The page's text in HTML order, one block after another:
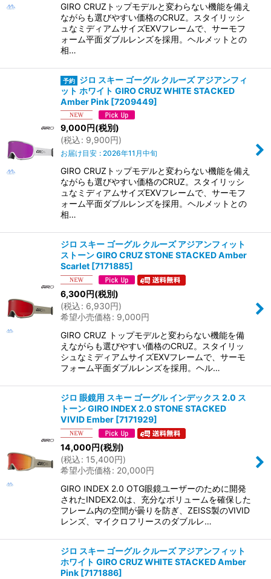
GIRO CRUZトップモデルと変わらない機能を備え
ながらも選びやすい価格のCRUZ。スタイリッシ
ュなミディアムサイズEXVフレームで、サーモフ
ォーム平面ダブルレンズを採用。ヘルメットとの
相…
ジロ スキー ゴーグル クルーズ アジアンフィ
ット ホワイト GIRO CRUZ WHITE STACKED
Amber Pink [7209449]
9,000円(税別)
(税込: 9,900円)
お届け目安 : 2026年11月中旬
GIRO CRUZトップモデルと変わらない機能を備え
ながらも選びやすい価格のCRUZ。スタイリッシ
ュなミディアムサイズEXVフレームで、サーモフ
ォーム平面ダブルレンズを採用。ヘルメットとの
相…
ジロ スキー ゴーグル クルーズ アジアンフィット
ストーン GIRO CRUZ STONE STACKED Amber
Scarlet [7171885]
6,300円(税別)
(税込: 6,930円)
希望小売価格: 9,000円
GIRO CRUZ トップモデルと変わらない機能を備
えながらも選びやすい価格のCRUZ。スタイリッ
シュなミディアムサイズEXVフレームで、サーモ
フォーム平面ダブルレンズを採用。ヘル…
ジロ 眼鏡用 スキー ゴーグル インデックス 2.0 ス
トーン GIRO INDEX 2.0 STONE STACKED
VIVID Ember [7171929]
14,000円(税別)
(税込: 15,400円)
希望小売価格: 20,000円
GIRO INDEX 2.0 OTG眼鏡ユーザーのために開発
されたINDEX2.0は、充分なボリュームを確保した
フレーム内の空間が曇りを防ぎ、ZEISS製のVIVID
レンズ、マイクロフリースのダブルレ…
ジロ スキー ゴーグル クルーズ アジアンフィット
ホワイト GIRO CRUZ WHITE STACKED Amber
Pink [7171886]